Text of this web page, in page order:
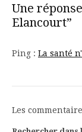
Une
Elancourt”
Ping : La santé
Les